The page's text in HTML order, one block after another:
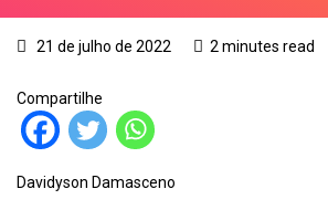
21 de julho de 2022 2 minutes read
Compartilhe
Davidyson Damasceno